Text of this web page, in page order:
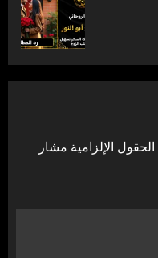
الحقول الإلزامية مشار